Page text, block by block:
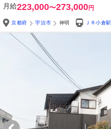
月給223,000〜273,000円
京都府
宇治市 神明 ＪＲ小倉駅